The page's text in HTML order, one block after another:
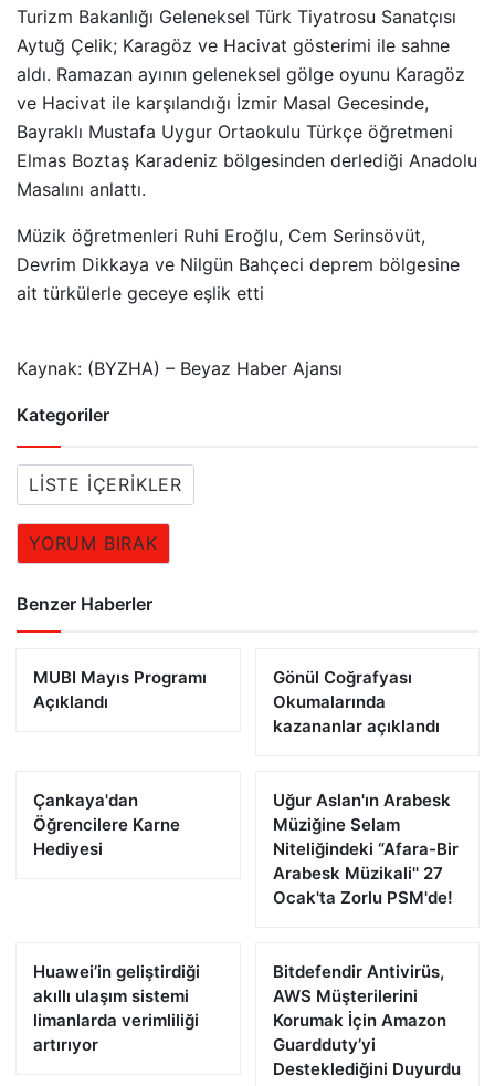
Turizm Bakanlığı Geleneksel Türk Tiyatrosu Sanatçısı
Aytuğ Çelik; Karagöz ve Hacivat gösterimi ile sahne
aldı. Ramazan ayının geleneksel gölge oyunu Karagöz
ve Hacivat ile karşılandığı İzmir Masal Gecesinde,
Bayraklı Mustafa Uygur Ortaokulu Türkçe öğretmeni
Elmas Boztaş Karadeniz bölgesinden derlediği Anadolu
Masalını anlattı.
Müzik öğretmenleri Ruhi Eroğlu, Cem Serinsövüt,
Devrim Dikkaya ve Nilgün Bahçeci deprem bölgesine
ait türkülerle geceye eşlik etti
Kaynak: (BYZHA) – Beyaz Haber Ajansı
Kategoriler
LISTE İÇERIKLER
YORUM BIRAK
Benzer Haberler
MUBI Mayıs Programı
Açıklandı
Gönül Coğrafyası
Okumalarında
kazananlar açıklandı
Çankaya'dan
Öğrencilere Karne
Hediyesi
Uğur Aslan'ın Arabesk
Müziğine Selam
Niteliğindeki “Afara-Bir
Arabesk Müzikali'' 27
Ocak'ta Zorlu PSM'de!
Huawei’in geliştirdiği
akıllı ulaşım sistemi
limanlarda verimliliği
artırıyor
Bitdefendir Antivirüs,
AWS Müşterilerini
Korumak İçin Amazon
Guardduty’yi
Desteklediğini Duyurdu